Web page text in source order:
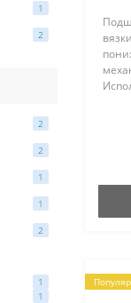
1
2
2
2
1
1
2
1
1